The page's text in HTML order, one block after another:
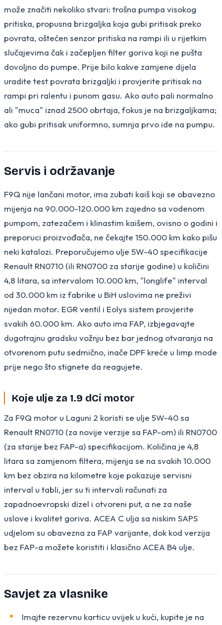
može značiti nekoliko stvari: trošna pumpa visokog
pritiska, propusna brizgaljka koja gubi pritisak preko
povrata, oštećen senzor pritiska na rampi ili u rijetkim
slučajevima čak i začepljen filter goriva koji ne pušta
dovoljno do pumpe. Prije bilo kakve zamjene dijela
uradite test povrata brizgaljki i provjerite pritisak na
rampi pri ralentu i punom gasu. Ako auto pali normalno
ali "muca" iznad 2500 obrtaja, fokus je na brizgaljkama;
ako gubi pritisak uniformno, sumnja prvo ide na pumpu.
Servis i održavanje
F9Q nije lančani motor, ima zubati kaiš koji se obavezno
mijenja na 90.000-120.000 km zajedno sa vodenom
pumpom, zatezačem i klinastim kaišem, ovisno o godini i
preporuci proizvođača, ne čekajte 150.000 km kako pišu
neki katalozi. Preporučujemo ulje 5W-40 specifikacije
Renault RN0710 (ili RN0700 za starije godine) u količini
4,8 litara, sa intervalom 10.000 km, "longlife" interval
od 30.000 km iz fabrike u BiH uslovima ne preživi
nijedan motor. EGR ventil i Eolys sistem provjerite
svakih 60.000 km. Ako auto ima FAP, izbjegavajte
dugotrajnu gradsku vožnju bez bar jednog otvaranja na
otvorenom putu sedmično, inače DPF kreće u limp mode
prije nego što stignete da reagujete.
Koje ulje za 1.9 dCi motor
Za F9Q motor u Laguni 2 koristi se ulje 5W-40 sa
Renault RN0710 (za novije verzije sa FAP-om) ili RN0700
(za starije bez FAP-a) specifikacijom. Količina je 4,8
litara sa zamjenom filtera, mijenja se na svakih 10.000
km bez obzira na kilometre koje pokazuje servisni
interval u tabli, jer su ti intervali računati za
zapadnoevropski dizel i otvoreni put, a ne za naše
uslove i kvalitet goriva. ACEA C ulja sa niskim SAPS
udjelom su obavezna za FAP varijante, dok kod verzija
bez FAP-a možete koristiti i klasično ACEA B4 ulje.
Savjet za vlasnike
Imajte rezervnu karticu uvijek u kući, kupite je na